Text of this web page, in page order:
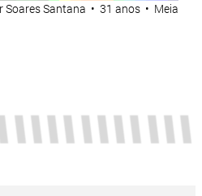
Soares Santana • 31 anos • Meia